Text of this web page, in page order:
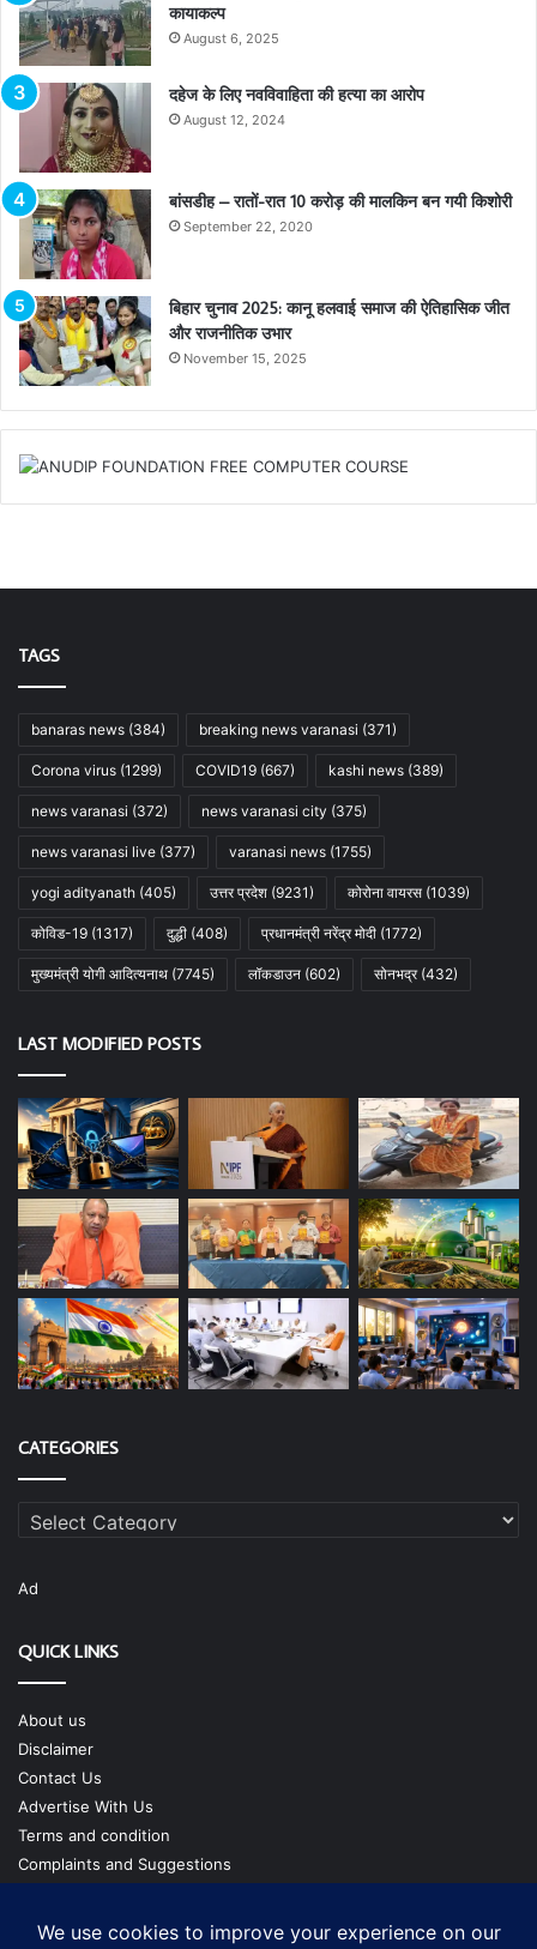
कायाकल्प
August 6, 2025
दहेज के लिए नवविवाहिता की हत्या का आरोप
August 12, 2024
बांसडीह – रातों-रात 10 करोड़ की मालकिन बन गयी किशोरी
September 22, 2020
बिहार चुनाव 2025: कानू हलवाई समाज की ऐतिहासिक जीत
और राजनीतिक उभार
November 15, 2025
TAGS
banaras news (384) breaking news varanasi (371)
Corona virus (1299) COVID19 (667) kashi news (389)
news varanasi (372) news varanasi city (375)
news varanasi live (377) varanasi news (1755)
yogi adityanath (405) उत्तर प्रदेश (9231) कोरोना वायरस (1039)
कोविड-19 (1317) दुद्धी (408) प्रधानमंत्री नरेंद्र मोदी (1772)
मुख्यमंत्री योगी आदित्यनाथ (7745) लॉकडाउन (602) सोनभद्र(432)
LAST MODIFIED POSTS
CATEGORIES
Categories
Ad
QUICK LINKS
About us
Disclaimer
Contact Us
Advertise With Us
Terms and condition
Complaints and Suggestions
Our Team